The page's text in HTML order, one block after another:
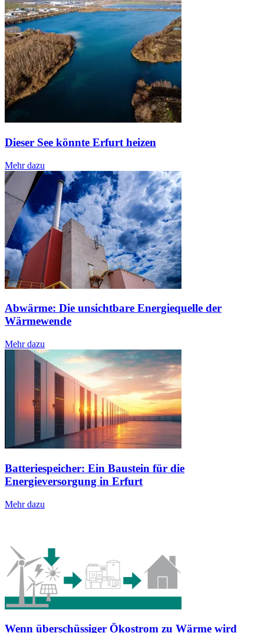
Dieser See könnte Erfurt heizen
Mehr dazu
Abwärme: Die unsichtbare Energiequelle der
Wärmewende
Mehr dazu
Batteriespeicher: Ein Baustein für die
Energieversorgung in Erfurt
Mehr dazu
Wenn überschüssiger Ökostrom zu Wärme wird